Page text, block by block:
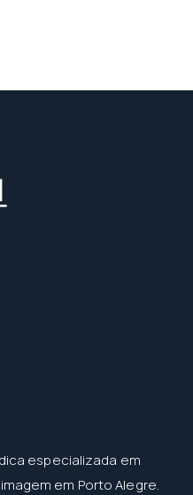
especializada em
em Porto Alegre.